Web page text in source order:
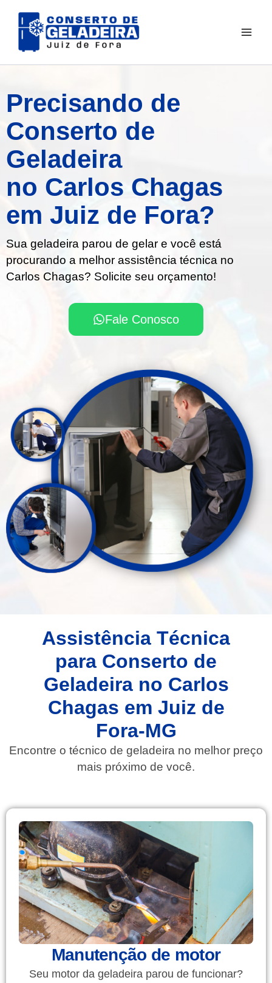
para
Precisando de
Conserto de
Geladeira
no Carlos Chagas
em Juiz de Fora?
Sua geladeira parou de gelar e você está
procurando a melhor assistência técnica no
Carlos Chagas? Solicite seu orçamento!
Fale Conosco
Assistência Técnica
para Conserto de
Geladeira no Carlos
Chagas em Juiz de
Fora-MG
Encontre o técnico de geladeira no melhor preço
mais próximo de você.
Manutenção de motor
Seu motor da geladeira parou de funcionar?